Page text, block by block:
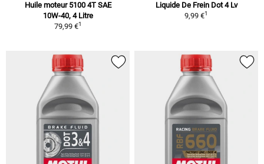
Huile moteur 5100 4T SAE
10W-40, 4 Litre
79,99 €1
Liquide De Frein Dot 4 Lv
9,99 €1